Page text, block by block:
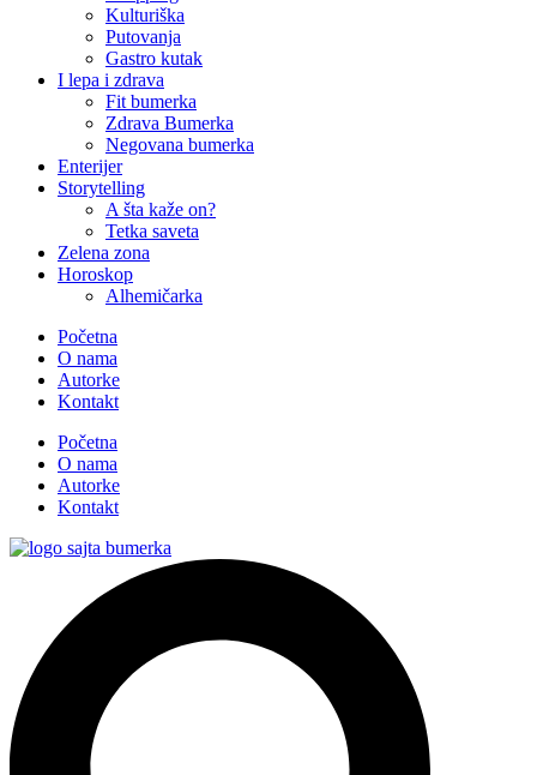
Kulturiška
Putovanja
Gastro kutak
I lepa i zdrava
Fit bumerka
Zdrava Bumerka
Negovana bumerka
Enterijer
Storytelling
A šta kaže on?
Tetka saveta
Zelena zona
Horoskop
Alhemičarka
Početna
O nama
Autorke
Kontakt
Početna
O nama
Autorke
Kontakt